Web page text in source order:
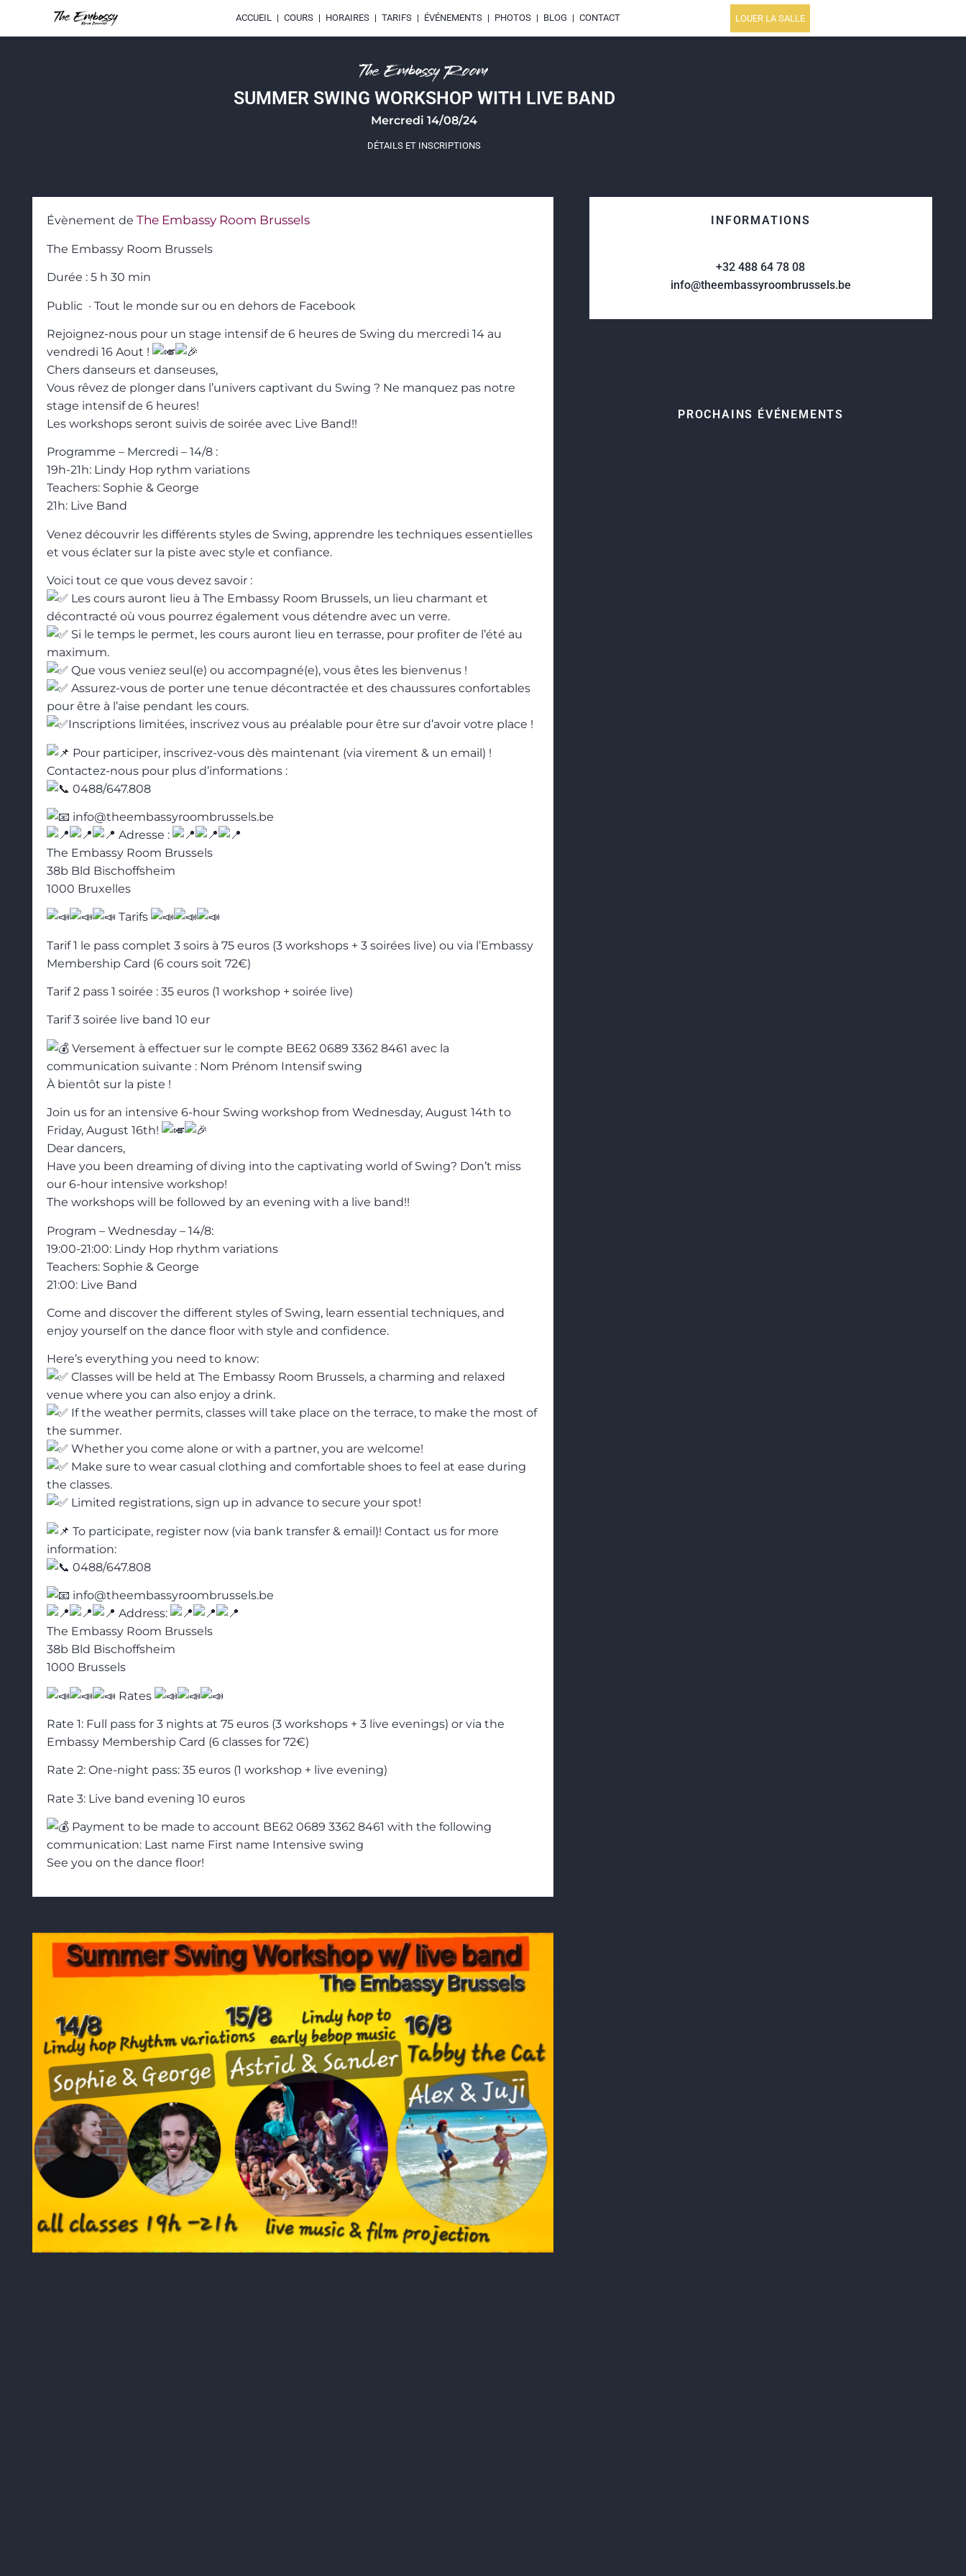
ACCUEIL COURS HORAIRES TARIFS ÉVÉNEMENTS PHOTOS BLOG CONTACT LOUER LA SALLE
The Embassy Room
SUMMER SWING WORKSHOP WITH LIVE BAND
Mercredi 14/08/24
DÉTAILS ET INSCRIPTIONS
Évènement de The Embassy Room Brussels
The Embassy Room Brussels
Durée : 5 h 30 min
Public · Tout le monde sur ou en dehors de Facebook
Rejoignez-nous pour un stage intensif de 6 heures de Swing du mercredi 14 au
vendredi 16 Aout !
Chers danseurs et danseuses,
Vous rêvez de plonger dans l’univers captivant du Swing ? Ne manquez pas notre
stage intensif de 6 heures!
Les workshops seront suivis de soirée avec Live Band!!
Programme – Mercredi – 14/8 :
19h-21h: Lindy Hop rythm variations
Teachers: Sophie & George
21h: Live Band
Venez découvrir les différents styles de Swing, apprendre les techniques essentielles
et vous éclater sur la piste avec style et confiance.
Voici tout ce que vous devez savoir :
Les cours auront lieu à The Embassy Room Brussels, un lieu charmant et
décontracté où vous pourrez également vous détendre avec un verre.
Si le temps le permet, les cours auront lieu en terrasse, pour profiter de l’été au
maximum.
Que vous veniez seul(e) ou accompagné(e), vous êtes les bienvenus !
Assurez-vous de porter une tenue décontractée et des chaussures confortables
pour être à l’aise pendant les cours.
Inscriptions limitées, inscrivez vous au préalable pour être sur d’avoir votre place !
Pour participer, inscrivez-vous dès maintenant (via virement & un email) !
Contactez-nous pour plus d’informations :
0488/647.808
info@theembassyroombrussels.be
Adresse :
The Embassy Room Brussels
38b Bld Bischoffsheim
1000 Bruxelles
Tarifs
Tarif 1 le pass complet 3 soirs à 75 euros (3 workshops + 3 soirées live) ou via l’Embassy
Membership Card (6 cours soit 72€)
Tarif 2 pass 1 soirée : 35 euros (1 workshop + soirée live)
Tarif 3 soirée live band 10 eur
Versement à effectuer sur le compte BE62 0689 3362 8461 avec la
communication suivante : Nom Prénom Intensif swing
À bientôt sur la piste !
Join us for an intensive 6-hour Swing workshop from Wednesday, August 14th to
Friday, August 16th!
Dear dancers,
Have you been dreaming of diving into the captivating world of Swing? Don’t miss
our 6-hour intensive workshop!
The workshops will be followed by an evening with a live band!!
Program – Wednesday – 14/8:
19:00-21:00: Lindy Hop rhythm variations
Teachers: Sophie & George
21:00: Live Band
Come and discover the different styles of Swing, learn essential techniques, and
enjoy yourself on the dance floor with style and confidence.
Here’s everything you need to know:
Classes will be held at The Embassy Room Brussels, a charming and relaxed
venue where you can also enjoy a drink.
If the weather permits, classes will take place on the terrace, to make the most of
the summer.
Whether you come alone or with a partner, you are welcome!
Make sure to wear casual clothing and comfortable shoes to feel at ease during
the classes.
Limited registrations, sign up in advance to secure your spot!
To participate, register now (via bank transfer & email)! Contact us for more
information:
0488/647.808
info@theembassyroombrussels.be
Address:
The Embassy Room Brussels
38b Bld Bischoffsheim
1000 Brussels
Rates
Rate 1: Full pass for 3 nights at 75 euros (3 workshops + 3 live evenings) or via the
Embassy Membership Card (6 classes for 72€)
Rate 2: One-night pass: 35 euros (1 workshop + live evening)
Rate 3: Live band evening 10 euros
Payment to be made to account BE62 0689 3362 8461 with the following
communication: Last name First name Intensive swing
See you on the dance floor!
INFORMATIONS
+32 488 64 78 08
info@theembassyroombrussels.be
PROCHAINS ÉVÉNEMENTS